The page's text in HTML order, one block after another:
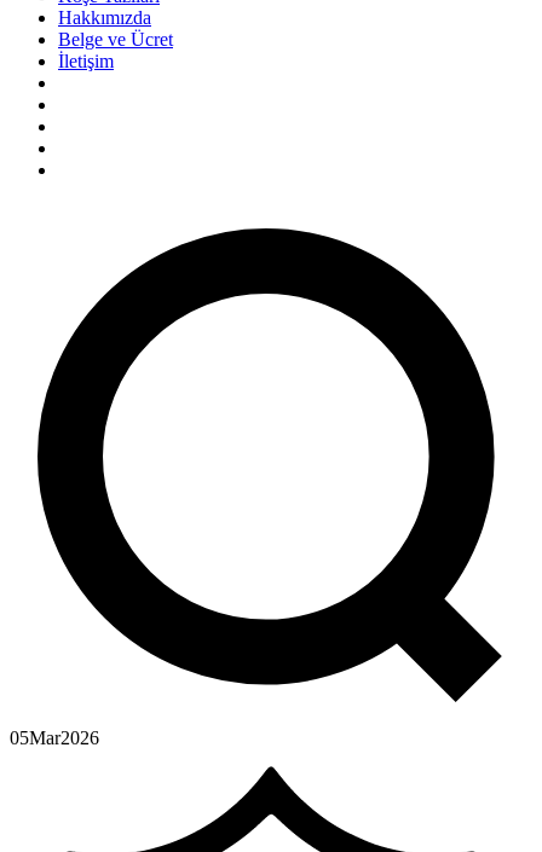
Hakkımızda
Belge ve Ücret
İletişim
05Mar2026